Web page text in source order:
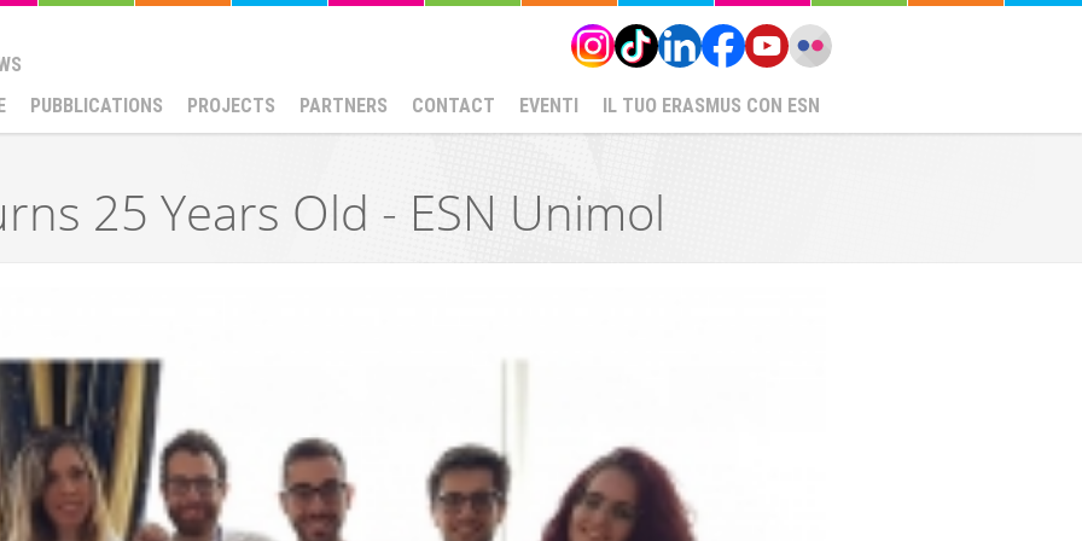
PUBBLICATIONS PROJECTS PARTNERS CONTACT EVENTI IL TUO ERASMUS CON ESN
25 Years Old - ESN Unimol